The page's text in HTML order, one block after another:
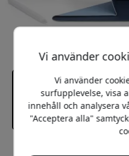
Vi använder
Vi använder
surfupplevelse, visa
innehåll och analysera
"Acceptera alla"